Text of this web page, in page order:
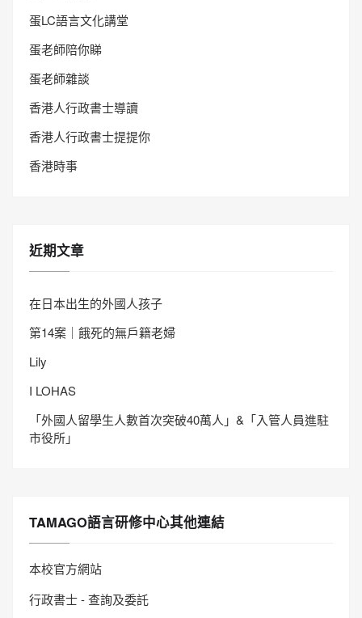
蛋LC語言文化講堂
蛋老師陪你睇
蛋老師雜談
香港人行政書士導讀
香港人行政書士提提你
香港時事
近期文章
在日本出生的外國人孩子
第14案｜餓死的無戶籍老婦
Lily
I LOHAS
「外國人留學生人數首次突破40萬人」&「入管人員進駐
市役所」
TAMAGO語言研修中心其他連結
本校官方網站
行政書士 - 查詢及委託